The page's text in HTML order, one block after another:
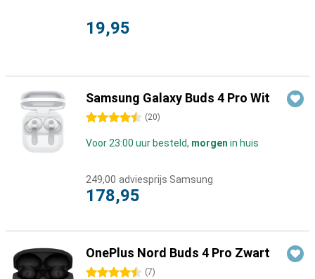
19,95
Samsung Galaxy Buds 4 Pro Wit
4.5 sterren (20)
Voor 23:00 uur besteld, morgen in huis
249,00 adviesprijs Samsung
178,95
OnePlus Nord Buds 4 Pro Zwart
4.5 sterren (7)